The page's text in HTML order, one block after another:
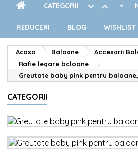
 
CATEGORII
REDUCERI BLOG WISHLIST
Acasa Baloane
Accesorii
Rafie legare baloane
Greutate baby pink pentru baloane,
CATEGORII